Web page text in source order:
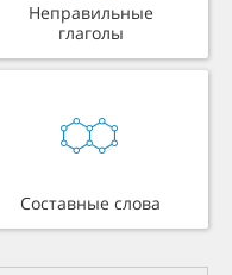
Неправильные
глаголы
Составные слова